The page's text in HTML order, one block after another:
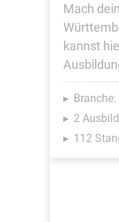
Mach
kannst
2
112